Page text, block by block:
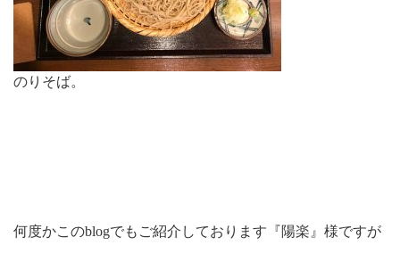
のりそば。
何度かこのblogでもご紹介しております『陽楽』様ですが